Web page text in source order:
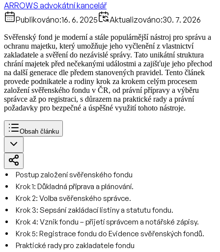
ARROWS advokátní kancelář
Publikováno:16. 6. 2025 Aktualizováno:30. 7. 2026
Svěřenský fond je moderní a stále populárnější nástroj pro správu a
ochranu majetku, který umožňuje jeho vyčlenění z vlastnictví
zakladatele a svěření do nezávislé správy. Tato unikátní struktura
chrání majetek před nečekanými událostmi a zajišťuje jeho přechod
na další generace dle předem stanovených pravidel. Tento článek
provede podnikatele a rodiny krok za krokem celým procesem
založení svěřenského fondu v ČR, od právní přípravy a výběru
správce až po registraci, s důrazem na praktické rady a právní
požadavky pro bezpečné a úspěšné využití tohoto nástroje.
Obsah článku
Postup založení svěřenského fondu
Krok 1: Důkladná příprava a plánování.
Krok 2: Volba svěřenského správce.
Krok 3: Sepsání zakládací listiny a statutu fondu.
Krok 4: Vznik fondu – přijetí správcem a notářské zápisy.
Krok 5: Registrace fondu do Evidence svěřenských fondů.
Praktické rady pro zakladatele fondu